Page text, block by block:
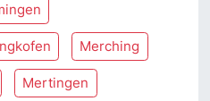
Merching
Mertingen